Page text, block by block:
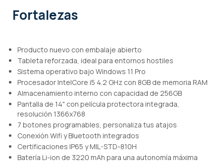
Fortalezas
Producto nuevo con embalaje abierto
Tableta reforzada, ideal para entornos hostiles
Sistema operativo bajo Windows 11 Pro
Procesador IntelCore i5 4.2 GHz con 8GB de memoria RAM
Almacenamiento interno con capacidad de 256GB
Pantalla de 14" con película protectora integrada,
resolución 1366x768
7 botones programables, personaliza tus atajos
Conexión Wifi y Bluetooth integrados
Certificaciones IP65 y MIL-STD-810H
Batería Li-ion de 3220 mAh para una autonomía máxima